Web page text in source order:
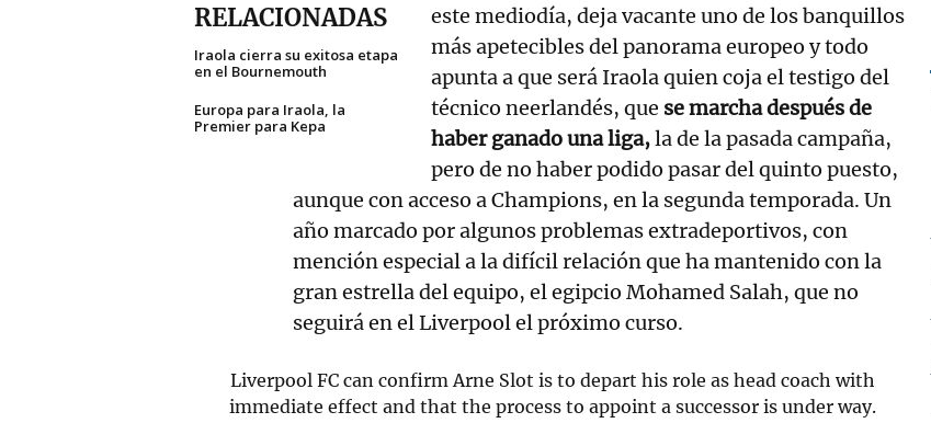
RELACIONADAS
Iraola cierra su exitosa etapa
en el Bournemouth
Europa para Iraola, la
Premier para Kepa
este mediodía, deja vacante uno de los banquillos
más apetecibles del panorama europeo y todo
apunta a que será Iraola quien coja el testigo del
técnico neerlandés, que se marcha después de
haber ganado una liga,la de la pasada campaña,
pero de no haber podido pasar del quinto puesto,
aunque con acceso a Champions, en la segunda temporada. Un
año marcado por algunos problemas extradeportivos, con
mención especial a la difícil relación que ha mantenido con la
gran estrella del equipo, el egipcio Mohamed Salah, que no
seguirá en el Liverpool el próximo curso.
Liverpool FC can confirm Arne Slot is to depart his role as head coach with
immediate effect and that the process to appoint a successor is under way.